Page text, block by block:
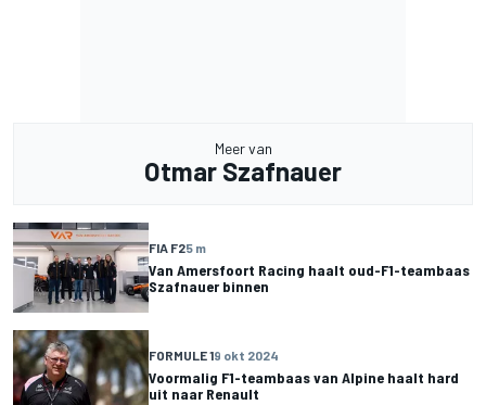
Meer van
Otmar Szafnauer
FIA F25 m
Van Amersfoort Racing haalt oud-F1-teambaas
Szafnauer binnen
FORMULE 19 okt 2024
Voormalig F1-teambaas van Alpine haalt hard
uit naar Renault